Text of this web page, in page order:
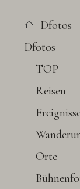
Dfotos
Dfotos
TOP
Reisen
Ereignisse
Orte